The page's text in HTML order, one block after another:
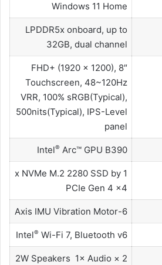
Windows 11 Home
LPDDR5x onboard, up to
32GB, dual channel
8″ FHD+ (1920 x 1200),
Touchscreen, 48~120Hz
VRR, 100% sRGB(Typical),
500nits(Typical), IPS-Level
panel
Intel® Arc™ GPU B390
1 x NVMe M.2 2280 SSD by
PCIe Gen 4 x4
6-Axis IMU Vibration Motor
Intel® Wi-Fi 7, Bluetooth v6
2 × 2W Speakers 1× Audio